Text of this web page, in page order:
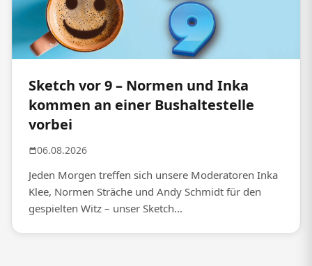
Sketch vor 9 – Normen und Inka
kommen an einer Bushaltestelle
vorbei
06.08.2026
Jeden Morgen treffen sich unsere Moderatoren Inka
Klee, Normen Sträche und Andy Schmidt für den
gespielten Witz – unser Sketch...